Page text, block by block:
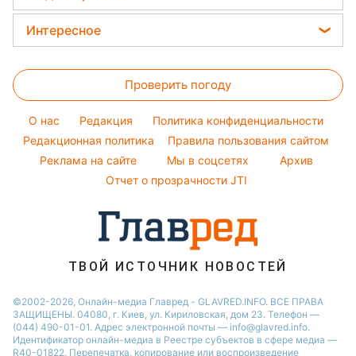
Новости Тернополя
Новости Житомира
Простые блюда
Погода на сегодня
Погода на завтра
Ольга Сумская
Филипп Киркоров
Елена Зеленская
Кейт Миддлтон
Алла Пугачева
Максим Галкин
Виталий Козловский
Женские стрижки
Окрашивание волос
Красивый маникюр
Модные ошибки
Новости моды
Советы от Андре Тана
Интересное
Тесты по картинке
Оптические иллюзии
Народные приметы
Все о шоу-бизнесе
Проверить погоду
O нас Редакция
Политика конфиденциальности
Редакционная политика
Правила пользования сайтом
Реклама на сайте
Мы в соцсетях
Архив
Отчет о прозрачности JTI
ТВОЙ ИСТОЧНИК НОВОСТЕЙ
©2002-2026, Онлайн-медиа Главред - GLAVRED.INFO. ВСЕ ПРАВА
ЗАЩИЩЕНЫ. 04080, г. Киев, ул. Кириловская, дом 23. Телефон —
(044) 490-01-01. Адрес электронной почты — info@glavred.info.
Идентификатор онлайн-медиа в Реестре cубъектов в сфере медиа —
R40-01822. Перепечатка, копирование или воспроизведение